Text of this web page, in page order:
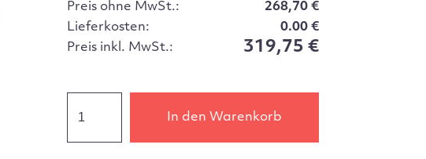
Preis ohne MwSt.:
268,70 €
Lieferkosten:
0.00 €
Preis inkl. MwSt.:
319,75 €
In den Warenkorb